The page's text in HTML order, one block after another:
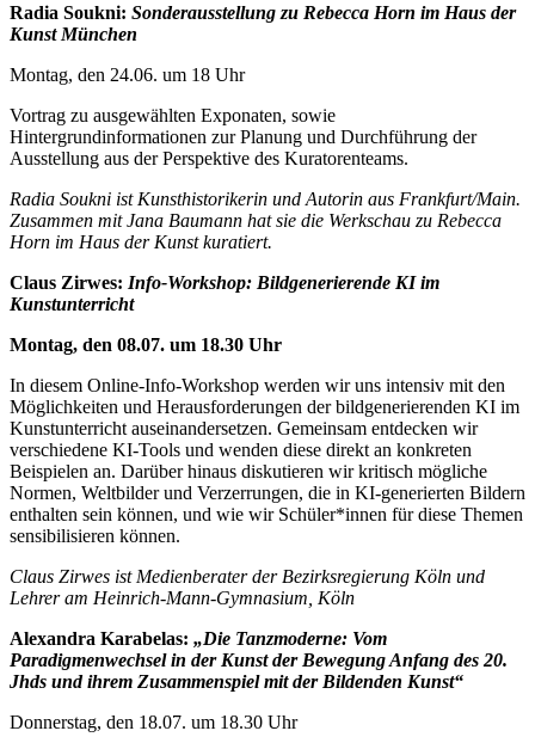
Radia Soukni: Sonderausstellung zu Rebecca Horn im Haus der
Kunst München
Montag, den 24.06. um 18 Uhr
Vortrag zu ausgewählten Exponaten, sowie
Hintergrundinformationen zur Planung und Durchführung der
Ausstellung aus der Perspektive des Kuratorenteams.
Radia Soukni ist Kunsthistorikerin und Autorin aus Frankfurt/Main.
Zusammen mit Jana Baumann hat sie die Werkschau zu Rebecca
Horn im Haus der Kunst kuratiert.
Claus Zirwes: Info-Workshop: Bildgenerierende KI im
Kunstunterricht
Montag, den 08.07. um 18.30 Uhr
In diesem Online-Info-Workshop werden wir uns intensiv mit den
Möglichkeiten und Herausforderungen der bildgenerierenden KI im
Kunstunterricht auseinandersetzen. Gemeinsam entdecken wir
verschiedene KI-Tools und wenden diese direkt an konkreten
Beispielen an. Darüber hinaus diskutieren wir kritisch mögliche
Normen, Weltbilder und Verzerrungen, die in KI-generierten Bildern
enthalten sein können, und wie wir Schüler*innen für diese Themen
sensibilisieren können.
Claus Zirwes ist Medienberater der Bezirksregierung Köln und
Lehrer am Heinrich-Mann-Gymnasium, Köln
Alexandra Karabelas: „Die Tanzmoderne: Vom
Paradigmenwechsel in der Kunst der Bewegung Anfang des 20.
Jhds und ihrem Zusammenspiel mit der Bildenden Kunst“
Donnerstag, den 18.07. um 18.30 Uhr